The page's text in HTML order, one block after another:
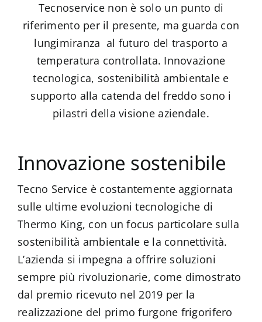
Tecnoservice non è solo un punto di
riferimento per il presente, ma guarda con
lungimiranza al futuro del trasporto a
temperatura controllata. Innovazione
tecnologica, sostenibilità ambientale e
supporto alla catenda del freddo sono i
pilastri della visione aziendale.
Innovazione sostenibile
Tecno Service è costantemente aggiornata
sulle ultime evoluzioni tecnologiche di
Thermo King, con un focus particolare sulla
sostenibilità ambientale e la connettività.
L’azienda si impegna a offrire soluzioni
sempre più rivoluzionarie, come dimostrato
dal premio ricevuto nel 2019 per la
realizzazione del primo furgone frigorifero